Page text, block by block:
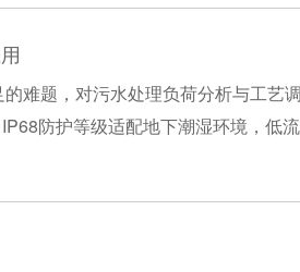
难题，对污水处理负荷分析与工艺
防护等级适配地下潮湿环境，低